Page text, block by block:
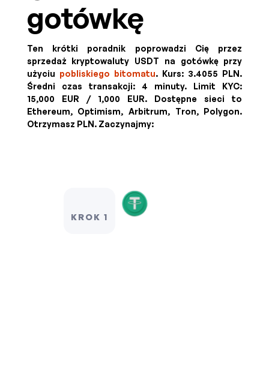
gotówkę
Ten krótki poradnik poprowadzi Cię przez
sprzedaż kryptowaluty USDT na gotówkę przy
użyciu pobliskiego bitomatu. Kurs: 3.4055 PLN.
Średni czas transakcji: 4 minuty. Limit KYC:
15,000 EUR / 1,000 EUR. Dostępne sieci to
Ethereum, Optimism, Arbitrum, Tron, Polygon.
Otrzymasz PLN. Zaczynajmy:
KROK 1